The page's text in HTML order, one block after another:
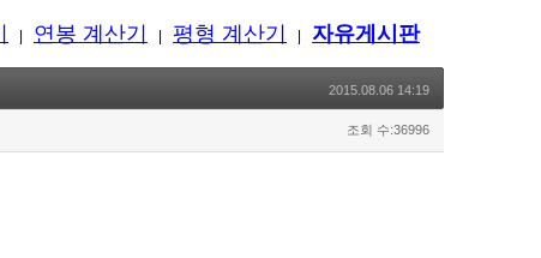
연봉 계산기 평형 계산기 자유게시판
2015.08.06 14:19
조회 수:36996